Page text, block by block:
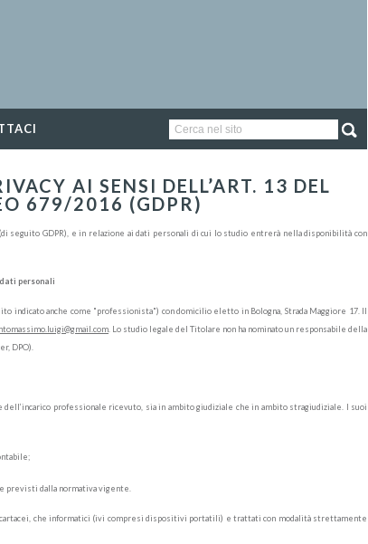
AI SENSI DELL’ART. 13 DEL
679/2016 (GDPR)
seguito GDPR), e in relazione ai dati personali di cui lo studio entrerà nella disponibilità con
personali
indicato anche come "professionista") con domicilio eletto in Bologna, Strada Maggiore 17. Il
. Lo studio legale del Titolare non ha nominato un responsabile della
DPO).
professionale ricevuto, sia in ambito giudiziale che in ambito stragiudiziale. I suoi
previsti dalla normativa vigente.
cartacei, che informatici (ivi compresi dispositivi portatili) e trattati con modalità strettamente